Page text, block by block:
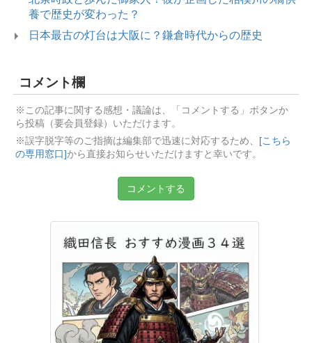
養で歴史が変わった？
日本最古の灯台は大阪に？鎌倉時代からの歴史
コメント欄
※この記事に関する感想・議論は、「コメントする」ボタンか
ら投稿（要会員登録）いただけます。
※誤字脱字等のご指摘は編集部で迅速に対応するため、
[こちら
の専用窓口]から直接お知らせいただけますと幸いです。
コメントする